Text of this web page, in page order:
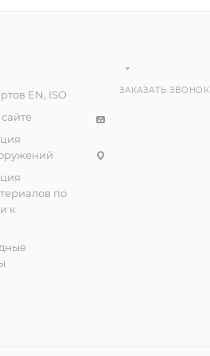
EN, ISO
по
к
ЗАКАЗАТЬ ЗВОНОК